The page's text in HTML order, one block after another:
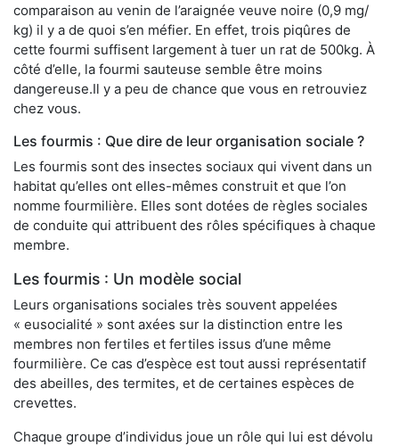
comparaison au venin de l’araignée veuve noire (0,9 mg/
kg) il y a de quoi s’en méfier. En effet, trois piqûres de
cette fourmi suffisent largement à tuer un rat de 500kg. À
côté d’elle, la fourmi sauteuse semble être moins
dangereuse.Il y a peu de chance que vous en retrouviez
chez vous.
Les fourmis : Que dire de leur organisation sociale ?
Les fourmis sont des insectes sociaux qui vivent dans un
habitat qu’elles ont elles-mêmes construit et que l’on
nomme fourmilière. Elles sont dotées de règles sociales
de conduite qui attribuent des rôles spécifiques à chaque
membre.
Les fourmis : Un modèle social
Leurs organisations sociales très souvent appelées
« eusocialité » sont axées sur la distinction entre les
membres non fertiles et fertiles issus d’une même
fourmilière. Ce cas d’espèce est tout aussi représentatif
des abeilles, des termites, et de certaines espèces de
crevettes.
Chaque groupe d’individus joue un rôle qui lui est dévolu